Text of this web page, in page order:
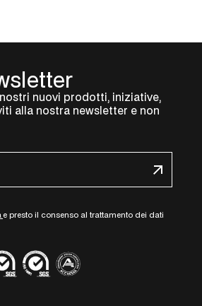
nuovi prodotti, iniziative,
alla nostra newsletter e non
e presto il consenso al trattamento dei dati